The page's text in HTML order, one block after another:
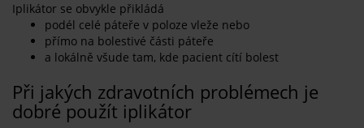
Iplikátor se obvykle přikládá
podél celé páteře v poloze vleže nebo
přímo na bolestivé části páteře
a lokálně všude tam, kde pacient cítí bolest
Při jakých zdravotních problémech je
dobré použít iplikátor